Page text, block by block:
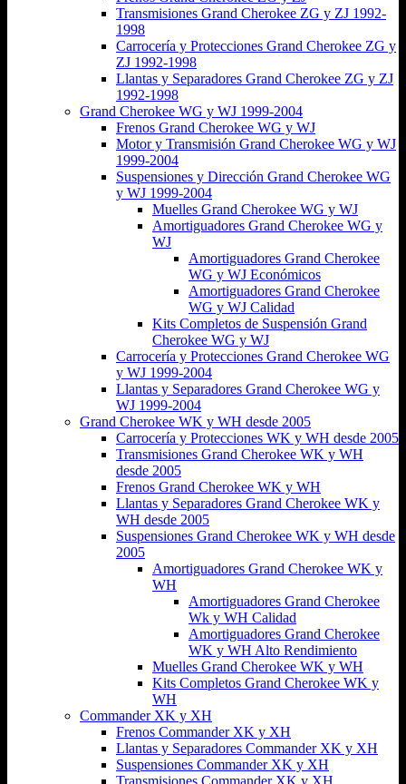
Transmisiones Grand Cherokee ZG y ZJ 1992-
1998
Carrocería y Protecciones Grand Cherokee ZG y
ZJ 1992-1998
Llantas y Separadores Grand Cherokee ZG y ZJ
1992-1998
Grand Cherokee WG y WJ 1999-2004
Frenos Grand Cherokee WG y WJ
Motor y Transmisión Grand Cherokee WG y WJ
1999-2004
Suspensiones y Dirección Grand Cherokee WG
y WJ 1999-2004
Muelles Grand Cherokee WG y WJ
Amortiguadores Grand Cherokee WG y
WJ
Amortiguadores Grand Cherokee
WG y WJ Económicos
Amortiguadores Grand Cherokee
WG y WJ Calidad
Kits Completos de Suspensión Grand
Cherokee WG y WJ
Carrocería y Protecciones Grand Cherokee WG
y WJ 1999-2004
Llantas y Separadores Grand Cherokee WG y
WJ 1999-2004
Grand Cherokee WK y WH desde 2005
Carrocería y Protecciones WK y WH desde 2005
Transmisiones Grand Cherokee WK y WH
desde 2005
Frenos Grand Cherokee WK y WH
Llantas y Separadores Grand Cherokee WK y
WH desde 2005
Suspensiones Grand Cherokee WK y WH desde
2005
Amortiguadores Grand Cherokee WK y
WH
Amortiguadores Grand Cherokee
Wk y WH Calidad
Amortiguadores Grand Cherokee
WK y WH Alto Rendimiento
Muelles Grand Cherokee WK y WH
Kits Completos Grand Cherokee WK y
WH
Commander XK y XH
Frenos Commander XK y XH
Llantas y Separadores Commander XK y XH
Suspensiones Commander XK y XH
Transmisiones Commander XK y XH